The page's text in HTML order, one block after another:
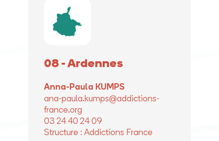
08 - Ardennes
Anna-Paula KUMPS
ana-paula.kumps@addictions-
france.org
03 24 40 24 09
Structure : Addictions France